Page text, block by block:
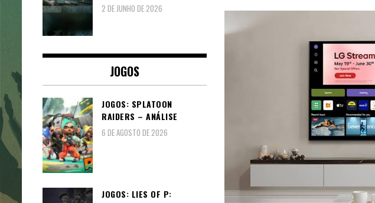
2 DE JUNHO DE 2026
JOGOS
JOGOS: SPLATOON
RAIDERS – ANÁLISE
6 DE AGOSTO DE 2026
JOGOS: LIES OF P: